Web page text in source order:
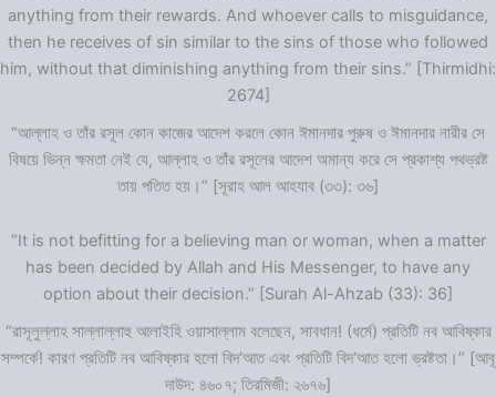
anything from their rewards. And whoever calls to misguidance,
then he receives of sin similar to the sins of those who followed
him, without that diminishing anything from their sins.” [Thirmidhi:
2674]
“আল্লাহ ও তাঁর রসূল কোন কাজের আদেশ করলে কোন ঈমানদার পুরুষ ও ঈমানদার নারীর সে
বিষয়ে ভিন্ন ক্ষমতা নেই যে, আল্লাহ ও তাঁর রসূলের আদেশ অমান্য করে সে প্রকাশ্য পথভ্রষ্ট
তায় পতিত হয়।” [সূরাহ আল আহযাব (৩৩): ৩৬]
“It is not befitting for a believing man or woman, when a matter
has been decided by Allah and His Messenger, to have any
option about their decision.” [Surah Al-Ahzab (33): 36]
“রাসূলুল্লাহ সাল্লাল্লাহু আলাইহি ওয়াসাল্লাম বলেছেন, সাবধান! (ধর্মে) প্রতিটি নব আবিষ্কার
সম্পর্কে! কারণ প্রতিটি নব আবিষ্কার হলো বিদ‘আত এবং প্রতিটি বিদ‘আত হলো ভ্রষ্টতা।” [আবূ
দাউদ: ৪৬০৭; তিরমিজী: ২৬৭৬]